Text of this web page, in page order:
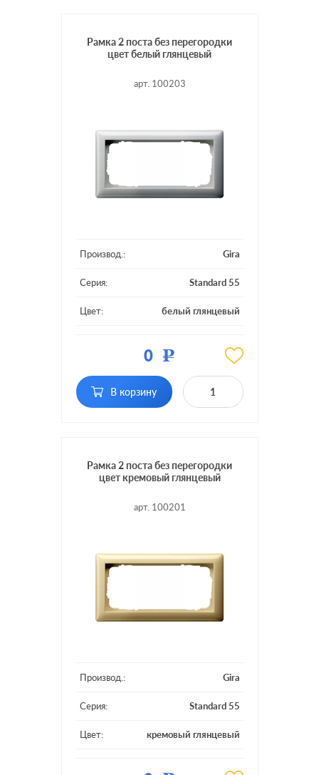
Рамка 2 поста без перегородки
цвет белый глянцевый
арт. 100203
Производ.: Gira
Серия: Standard 55
Цвет: белый глянцевый
постов:
2 поста без
перегородки
0 Р
В корзину
Рамка 2 поста без перегородки
цвет кремовый глянцевый
арт. 100201
Производ.: Gira
Серия: Standard 55
Цвет: кремовый глянцевый